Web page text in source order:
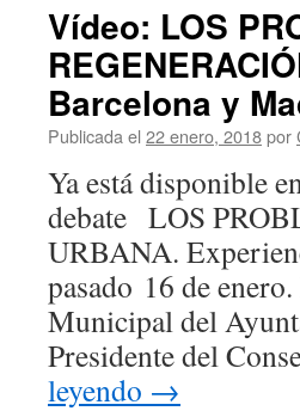
Vídeo: LOS
Barcelona y
Publicada el 22 enero, 2018por
Ya está disponible
debate LOS
URBANA.
pasado 16 de
Municipal del
Presidente del
leyendo →